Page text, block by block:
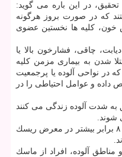
در این باره می گوید:
كه در صورت بروز هرگونه
كلیه ها نخستین عضوی
چاقی، فشارخون بالا یا
شدن به بیماری مزمن كلیه
كه در نواحی آلوده یا پرجمعیت
داده و عوامل احتیاطی را در
به شدت آلوده زندگی می كنند
شوند.
افراد مبتلا به بیماری مزمن كلیوی هم ۸ برابر بیشتر در معرض ریسك
آلوده، افراد از ماسك